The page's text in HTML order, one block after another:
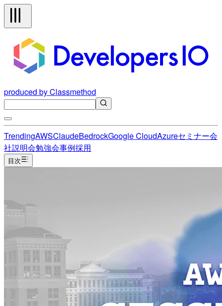
produced by Classmethod
TrendingAWSClaudeBedrockGoogle CloudAzureセミナー会
社説明会勉強会事例採用
目次